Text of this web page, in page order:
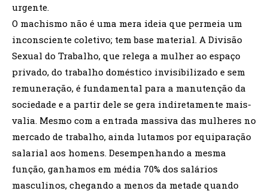
urgente.
O machismo não é uma mera ideia que permeia um
inconsciente coletivo; tem base material. A Divisão
Sexual do Trabalho, que relega a mulher ao espaço
privado, do trabalho doméstico invisibilizado e sem
remuneração, é fundamental para a manutenção da
sociedade e a partir dele se gera indiretamente mais-
valia. Mesmo com a entrada massiva das mulheres no
mercado de trabalho, ainda lutamos por equiparação
salarial aos homens. Desempenhando a mesma
função, ganhamos em média 70% dos salários
masculinos, chegando a menos da metade quando